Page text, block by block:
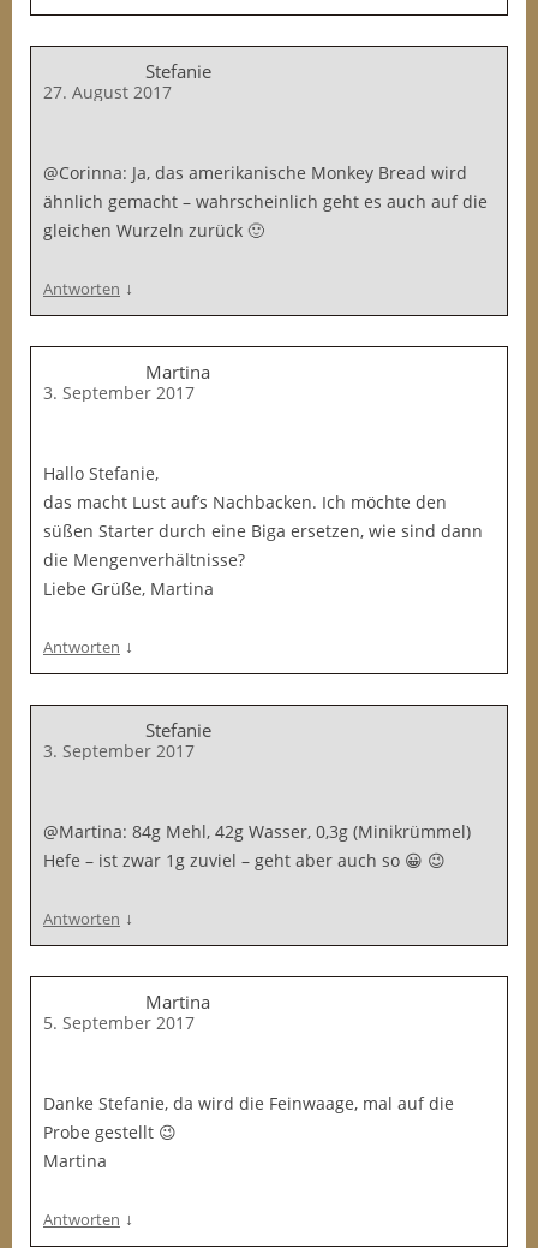
Stefanie
27. August 2017
@Corinna: Ja, das amerikanische Monkey Bread wird
ähnlich gemacht – wahrscheinlich geht es auch auf die
gleichen Wurzeln zurück 🙂
Antworten ↓
Martina
3. September 2017
Hallo Stefanie,
das macht Lust auf’s Nachbacken. Ich möchte den
süßen Starter durch eine Biga ersetzen, wie sind dann
die Mengenverhältnisse?
Liebe Grüße, Martina
Antworten ↓
Stefanie
3. September 2017
@Martina: 84g Mehl, 42g Wasser, 0,3g (Minikrümmel)
Hefe – ist zwar 1g zuviel – geht aber auch so 😀 😉
Antworten ↓
Martina
5. September 2017
Danke Stefanie, da wird die Feinwaage, mal auf die
Probe gestellt 😉
Martina
Antworten ↓